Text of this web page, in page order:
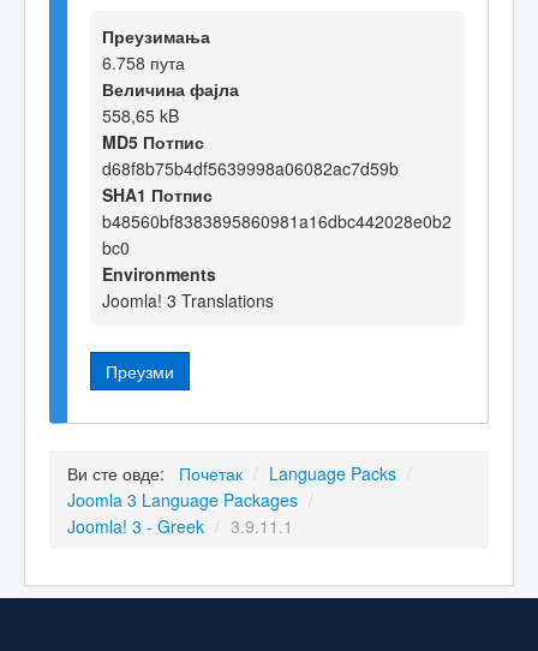
Преузимања
6.758 пута
Величина фајла
558,65 kB
MD5 Потпис
d68f8b75b4df5639998a06082ac7d59b
SHA1 Потпис
b48560bf8383895860981a16dbc442028e0b2
bc0
Environments
Joomla! 3 Translations
Преузми
Ви сте овде: Почетак / Language Packs /
Joomla 3 Language Packages /
Joomla! 3 - Greek / 3.9.11.1